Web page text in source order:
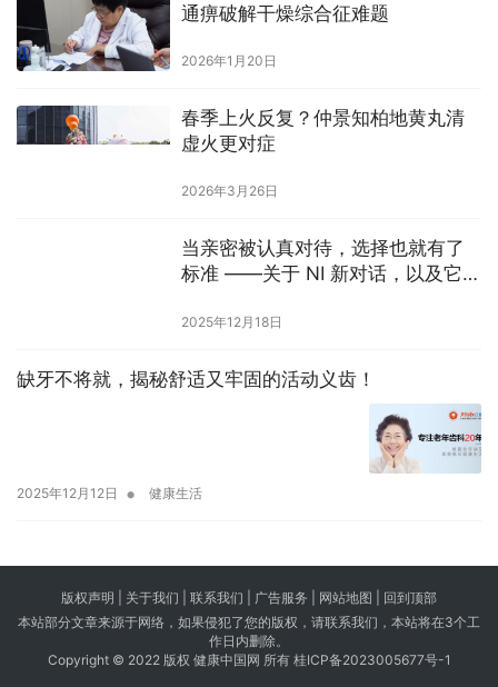
通痹破解干燥综合征难题
2026年1月20日
春季上火反复？仲景知柏地黄丸清
虚火更对症
2026年3月26日
当亲密被认真对待，选择也就有了
标准 ——关于 NI 新对话，以及它的
2025年12月18日
缺牙不将就，揭秘舒适又牢固的活动义齿！
2025年12月12日 • 健康生活
版权声明 | 关于我们 联系我们 | 广告服务 | 网站地图 | 回到顶部
本站部分文章来源于网络，如果侵犯了您的版权，请联系我们，本站将在3个工
作日内删除。
Copyright © 2022 版权 健康中国网 所有 桂ICP备2023005677号-1